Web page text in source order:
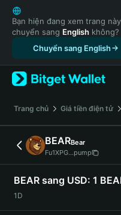
English
日本語
Tiếng Việt
Русский
Español (Latinoamérica)
Türkçe
Français
Deutsch
简体中文
繁體中文
Português (Portugal)
Bahasa Indonesia
ภาษาไทย
हिन्दी
Bạn hiện đang xem trang
chuyển sang English không?
Chuyển sang English
‌Trang chủ Giá tiền điện tử
BEARBear
Fu1XPG...pump
BEAR sang USD: 1
1D